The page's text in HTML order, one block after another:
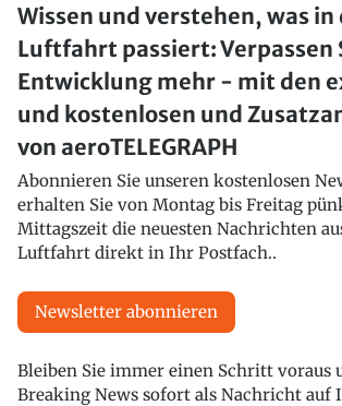
Wissen und verstehen, was in
Luftfahrt passiert: Verpassen
Entwicklung mehr - mit den
und kostenlosen und
von aeroTELEGRAPH
Abonnieren Sie unseren kostenlosen
erhalten Sie von Montag bis Freitag
Mittagszeit die neuesten Nachrichten
Luftfahrt direkt in Ihr Postfach..
Newsletter abonnieren
Bleiben Sie immer einen Schritt voraus
Breaking News sofort als Nachricht auf